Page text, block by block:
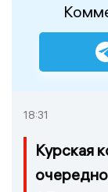
18:31
Курская